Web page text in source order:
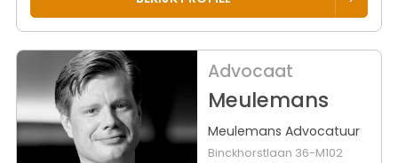
Advocaat
Meulemans
Meulemans Advocatuur
Binckhorstlaan 36-M102